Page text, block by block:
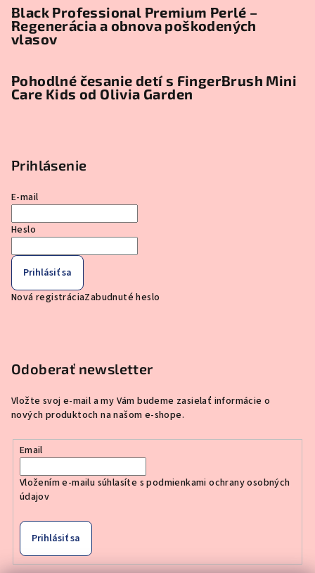
Black Professional Premium Perlé –
Regenerácia a obnova poškodených
vlasov
Pohodlné česanie detí s FingerBrush Mini
Care Kids od Olivia Garden
Prihlásenie
E-mail
Heslo
Prihlásiť sa
Nová registráciaZabudnuté heslo
Odoberať newsletter
Vložte svoj e-mail a my Vám budeme zasielať informácie o
nových produktoch na našom e-shope.
Email
Vložením e-mailu súhlasíte spodmienkami ochrany osobných
údajov
Prihlásiť sa